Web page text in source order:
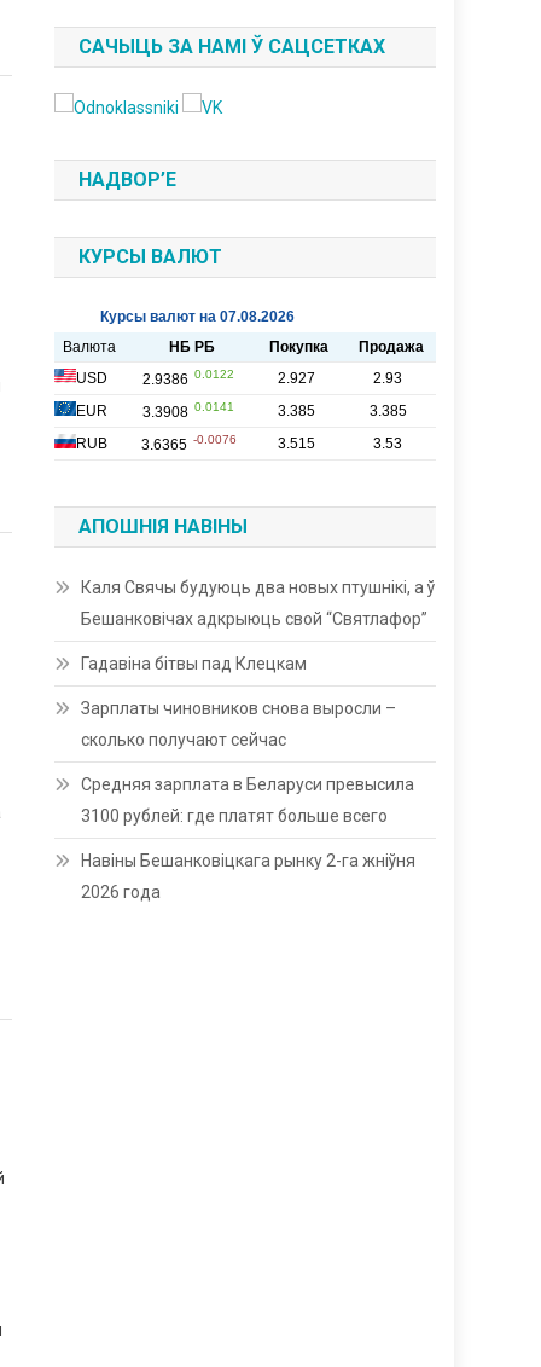
САЧЫЦЬ ЗА НАМІ Ў САЦСЕТКАХ
НАДВОР’Е
КУРСЫ ВАЛЮТ
АПОШНІЯ НАВІНЫ
Каля Свячы будуюць два новых птушнікі, а ў
Бешанковічах адкрыюць свой “Святлафор”
Гадавіна бітвы пад Клецкам
Зарплаты чиновников снова выросли –
сколько получают сейчас
Средняя зарплата в Беларуси превысила
3100 рублей: где платят больше всего
Навіны Бешанковіцкага рынку 2-га жніўня
2026 года